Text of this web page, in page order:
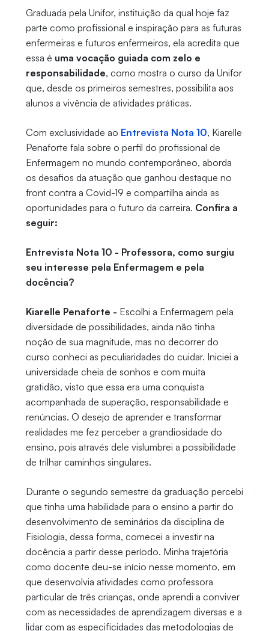
Graduada pela Unifor, instituição da qual hoje faz
parte como profissional e inspiração para as futuras
enfermeiras e futuros enfermeiros, ela acredita que
essa é uma vocação guiada com zelo e
responsabilidade, como mostra o curso da Unifor
que, desde os primeiros semestres, possibilita aos
alunos a vivência de atividades práticas.
Com exclusividade ao Entrevista Nota 10, Kiarelle
Penaforte fala sobre o perfil do profissional de
Enfermagem no mundo contemporâneo, aborda
os desafios da atuação que ganhou destaque no
front contra a Covid-19 e compartilha ainda as
oportunidades para o futuro da carreira. Confira a
seguir:
Entrevista Nota 10 - Professora, como surgiu
seu interesse pela Enfermagem e pela
docência?
Kiarelle Penaforte - Escolhi a Enfermagem pela
diversidade de possibilidades, ainda não tinha
noção de sua magnitude, mas no decorrer do
curso conheci as peculiaridades do cuidar. Iniciei a
universidade cheia de sonhos e com muita
gratidão, visto que essa era uma conquista
acompanhada de superação, responsabilidade e
renúncias. O desejo de aprender e transformar
realidades me fez perceber a grandiosidade do
ensino, pois através dele vislumbrei a possibilidade
de trilhar caminhos singulares.
Durante o segundo semestre da graduação percebi
que tinha uma habilidade para o ensino a partir do
desenvolvimento de seminários da disciplina de
Fisiologia, dessa forma, comecei a investir na
docência a partir desse período. Minha trajetória
como docente deu-se início nesse momento, em
que desenvolvia atividades como professora
particular de três crianças, onde aprendi a conviver
com as necessidades de aprendizagem diversas e a
lidar com as especificidades das metodologias de